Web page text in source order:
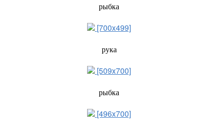
рыбка
[700x499]
рука
[509x700]
рыбка
[496x700]